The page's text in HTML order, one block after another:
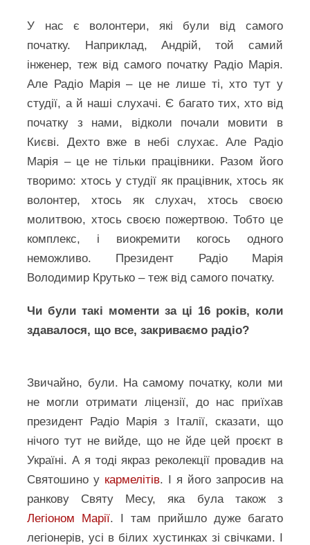
У нас є волонтери, які були від самого
початку. Наприклад, Андрій, той самий
інженер, теж від самого початку Радіо Марія.
Але Радіо Марія – це не лише ті, хто тут у
студії, а й наші слухачі. Є багато тих, хто від
початку з нами, відколи почали мовити в
Києві. Дехто вже в небі слухає. Але Радіо
Марія – це не тільки працівники. Разом його
творимо: хтось у студії як працівник, хтось як
волонтер, хтось як слухач, хтось своєю
молитвою, хтось своєю пожертвою. Тобто це
комплекс, і виокремити когось одного
неможливо. Президент Радіо Марія
Володимир Крутько – теж від самого початку.
Чи були такі моменти за ці 16 років, коли
здавалося, що все, закриваємо радіо?
Звичайно, були. На самому початку, коли ми
не могли отримати ліцензії, до нас приїхав
президент Радіо Марія з Італії, сказати, що
нічого тут не вийде, що не йде цей проєкт в
Україні. А я тоді якраз реколекції провадив на
Святошино у кармелітів. І я його запросив на
ранкову Святу Месу, яка була також з
Легіоном Марії. І там прийшло дуже багато
легіонерів, усі в білих хустинках зі свічками. І